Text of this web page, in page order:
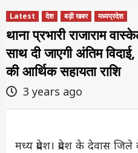
Latest देश बड़ी खबर मध्यप्रदेश
थाना प्रभारी राजाराम
साथ दी जाएगी अंतिम
की आर्थिक सहायता राशि
3 years ago
मध्य प्रदेश। प्रदेश के देवास